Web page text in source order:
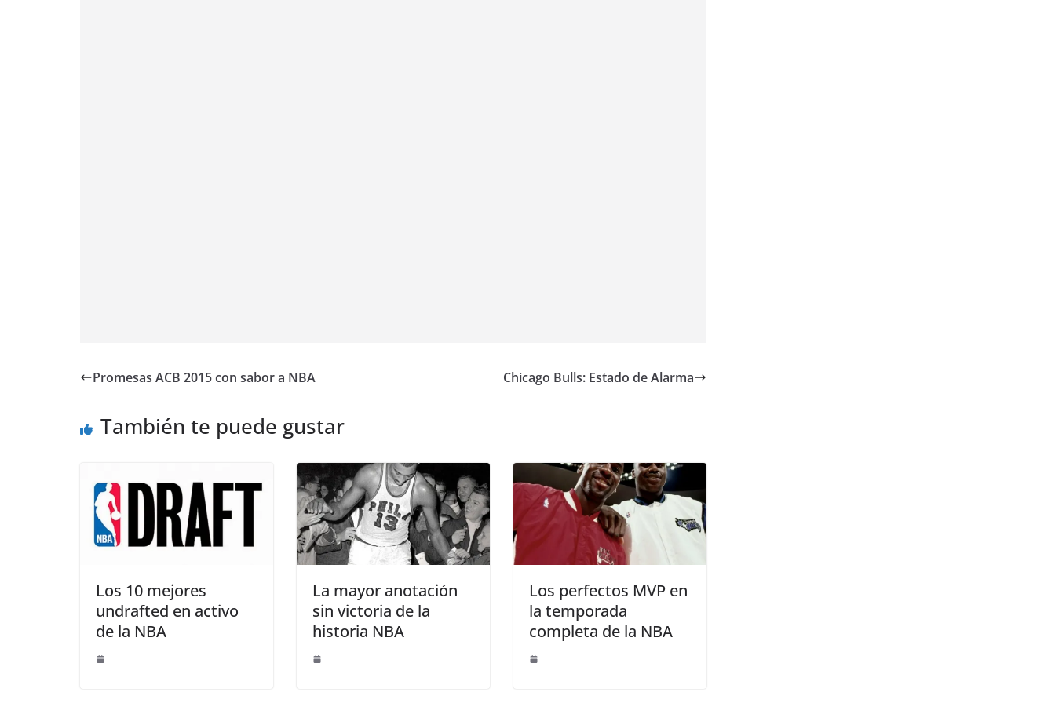
Promesas ACB 2015 con sabor a NBA Chicago Bulls: Estado de Alarma
También te puede gustar
Los 10 mejores
undrafted en activo
de la NBA
La mayor anotación
sin victoria de la
historia NBA
Los perfectos MVP en
la temporada
completa de la NBA